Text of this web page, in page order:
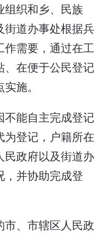
组织和乡、民族
街道办事处根据兵
需要，通过在工
在便于公民登记
施。
能自主完成登记
为登记，户籍所在
民政府以及街道办
，并协助完成登
、市辖区人民政